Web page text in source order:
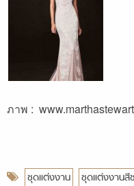
ภาพ :
ชุดแต่งงาน ชุดแต่งงาน